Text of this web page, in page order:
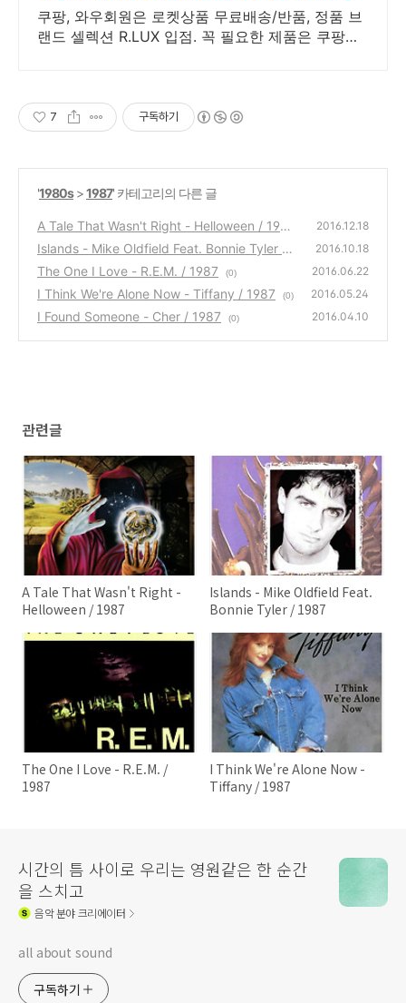
쿠팡, 와우회원은 로켓상품 무료배송/반품, 정품 브
랜드 셀렉션 R.LUX 입점. 꼭 필요한 제품은 쿠팡에
7 구독하기
'1980s>1987' 카테고리의 다른 글
A Tale That Wasn't Right - Helloween / 1987
(2)
2016.12.18
Islands - Mike Oldfield Feat. Bonnie Tyler / 1
987
(0)
2016.10.18
The One I Love - R.E.M. / 1987 (0) 2016.06.22
I Think We're Alone Now - Tiffany / 1987 (0) 2016.05.24
I Found Someone - Cher / 1987 (0) 2016.04.10
관련글
A Tale That Wasn't Right -
Helloween / 1987
Islands - Mike Oldfield Feat.
Bonnie Tyler / 1987
The One I Love - R.E.M. /
1987
I Think We're Alone Now -
Tiffany / 1987
시간의 틈 사이로 우리는 영원같은 한 순간
을 스치고
음악분야 크리에이터
all about sound
구독하기